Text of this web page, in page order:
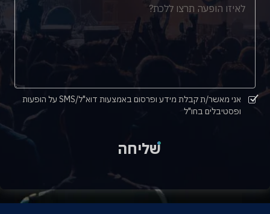
אני מאשר/ת קבלת מידע ופרסום באמצעות דוא"ל/SMS על הופעות
ופסטיבלים בחו"ל
שליחה